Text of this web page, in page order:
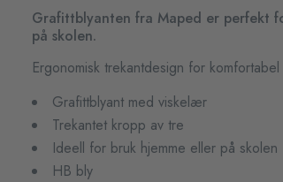
Grafittblyanten fra Maped er perfekt
på skolen.
Ergonomisk trekantdesign for
Grafittblyant med viskelær
Trekantet kropp av tre
Ideell for bruk hjemme eller på skolen
HB bly